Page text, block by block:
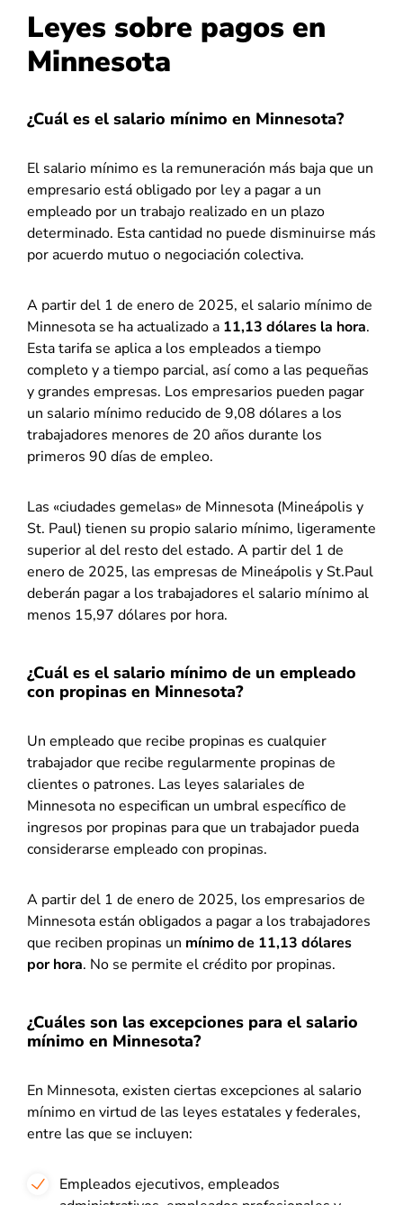
Leyes sobre pagos en
Minnesota
¿Cuál es el salario mínimo en Minnesota?
El salario mínimo es la remuneración más baja que un
empresario está obligado por ley a pagar a un
empleado por un trabajo realizado en un plazo
determinado. Esta cantidad no puede disminuirse más
por acuerdo mutuo o negociación colectiva.
A partir del 1 de enero de 2025, el salario mínimo de
Minnesota se ha actualizado a 11,13 dólares la hora.
Esta tarifa se aplica a los empleados a tiempo
completo y a tiempo parcial, así como a las pequeñas
y grandes empresas. Los empresarios pueden pagar
un salario mínimo reducido de 9,08 dólares a los
trabajadores menores de 20 años durante los
primeros 90 días de empleo.
Las «ciudades gemelas» de Minnesota (Mineápolis y
St. Paul) tienen su propio salario mínimo, ligeramente
superior al del resto del estado. A partir del 1 de
enero de 2025, las empresas de Mineápolis y St.Paul
deberán pagar a los trabajadores el salario mínimo al
menos 15,97 dólares por hora.
¿Cuál es el salario mínimo de un empleado
con propinas en Minnesota?
Un empleado que recibe propinas es cualquier
trabajador que recibe regularmente propinas de
clientes o patrones. Las leyes salariales de
Minnesota no especifican un umbral específico de
ingresos por propinas para que un trabajador pueda
considerarse empleado con propinas.
A partir del 1 de enero de 2025, los empresarios de
Minnesota están obligados a pagar a los trabajadores
que reciben propinas un mínimo de 11,13 dólares
por hora. No se permite el crédito por propinas.
¿Cuáles son las excepciones para el salario
mínimo en Minnesota?
En Minnesota, existen ciertas excepciones al salario
mínimo en virtud de las leyes estatales y federales,
entre las que se incluyen:
Empleados ejecutivos, empleados